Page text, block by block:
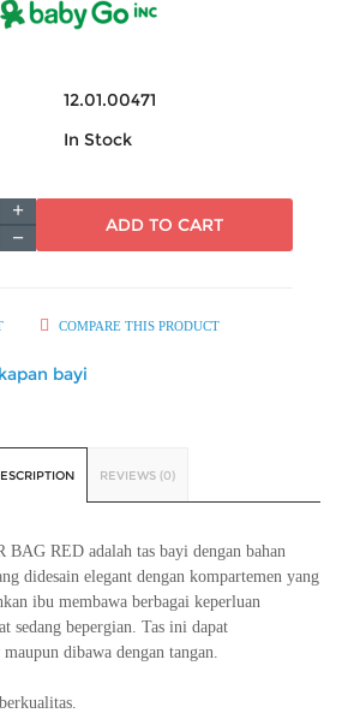
12.01.00471
In Stock
ADD TO CART
COMPARE THIS PRODUCT
bayi
REVIEWS (0)
RED adalah tas bayi dengan bahan
didesain elegant dengan kompartemen yang
ibu membawa berbagai keperluan
sedang bepergian. Tas ini dapat
dibawa dengan tangan.